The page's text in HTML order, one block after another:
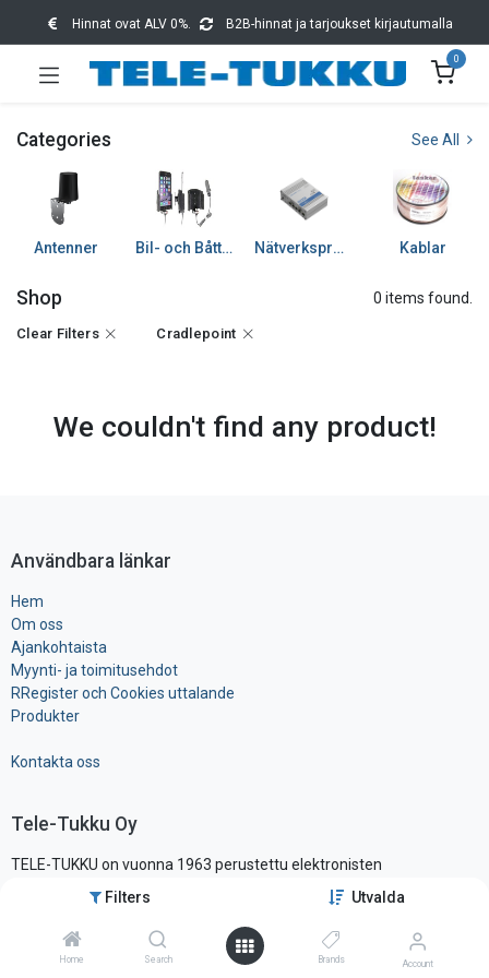
Filters Utvalda
Home Search Brands Account
Hinnat ovat ALV 0%. B2B-hinnat ja tarjoukset kirjautumalla
0
Categories See All
Antenner Bil- och Båttillbehör Nätverksprodukter Kablar
Shop 0 items found.
Clear Filters Cradlepoint
We couldn't find any product!
Användbara länkar
Hem
Om oss
Ajankohtaista
Myynti- ja toimitusehdot
RRegister och Cookies uttalande
Produkter
Kontakta oss
Tele-Tukku Oy
TELE-TUKKU on vuonna 1963 perustettu elektronisten
komponenttien ja tarvikkeiden maahantuonti- ja tukkuliike, ollen yksi
alansa vanhimmista ja tunnetuimmista yrityksistä Suomessa.
Sijaitsemme pääkaupunkiseudun läheisyydessä hyvien
liikenneyhteysien varrella, vain noin vartin päässä lentokentältä.